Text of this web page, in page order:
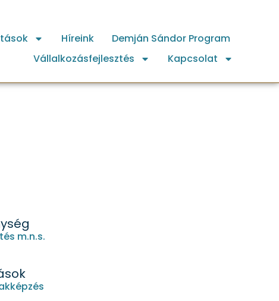
Híreink
Demján Sándor Program
Vállalkozásfejlesztés
Kapcsolat
m.n.s.